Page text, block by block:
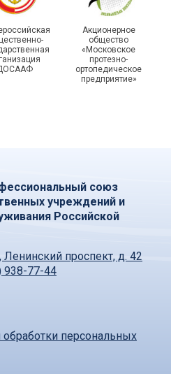
Акционерное
общество
«Московское
протезно-
ортопедическое
предприятие»
союз
учреждений и
Российской
проспект, д. 42
938-77-44
персональных